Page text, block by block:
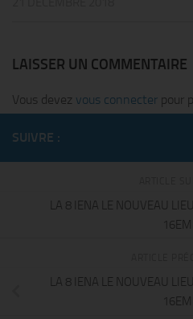
LAISSER UN COMMENTAIRE
Vous devez vous connecter pour
SUIVRE :
LA 8 IENA LE NOUVEAU
LA 8 IENA LE NOUVEAU